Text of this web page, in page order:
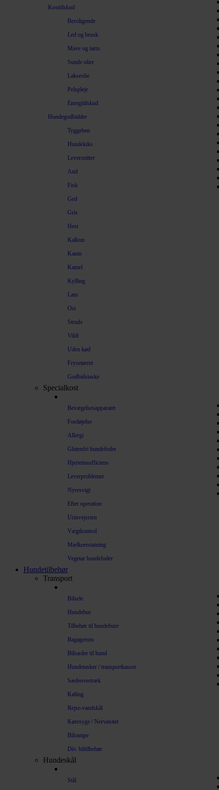
Kosttilskud
Beroligende
Led og brusk
Mave og tarm
Sunde olier
Lakseolie
Pelspleje
Energitilskud
Hundegodbidder
Tyggeben
Hundekiks
Leversnitter
And
Fisk
Ged
Gris
Hest
Kalkun
Kanin
Kamel
Kylling
Lam
Ost
Struds
Vildt
Uden kød
Frysetørret
Godbidstaske
Specialkost
Bevægelsesapparatet
Fordøjelse
Allergi
Glutenfri hundefoder
Hjerteinsufficiens
Leverproblemer
Nyresvigt
Efter operation
Urinvejssten
Vægtkontrol
Mælkeerstatning
Vegetar hundefoder
Hundetilbehør
Transport
Bilsele
Hundebur
Tilbehør til hundebure
Bagagerum
Bilsæder til hund
Hundetasker / transportkasser
Sædeovertræk
Køling
Rejse-vandskål
Køresyge / Nervøsitet
Bilrampe
Div. biltilbehør
Hundeskål
Stål